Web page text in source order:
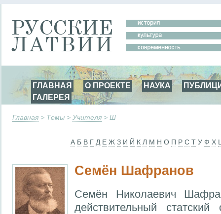
ГЛАВНАЯ О ПРОЕКТЕ НАУКА
ГАЛЕРЕЯ
Главная > Темы > Учителя > Ш
А Б В Г Д Е Ж З И Й К Л М Н О П Р С Т У Ф Х
Семён Шафранов
Семён Николаевич
действительный статский